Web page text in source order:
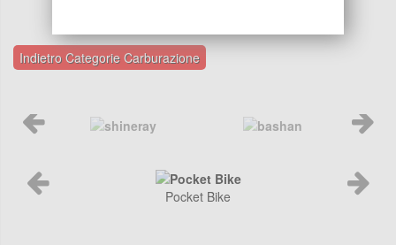
Indietro Categorie Carburazione
Pocket Bike